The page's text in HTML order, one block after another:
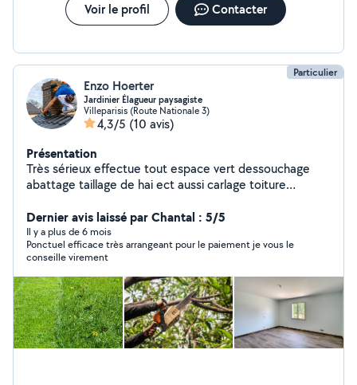
Voir le profil Contacter
Particulier
Enzo Hoerter
Jardinier Élagueur paysagiste
Villeparisis (Route Nationale 3)
4,3/5 (10 avis)
Présentation
Très sérieux effectue tout espace vert dessouchage
abattage taillage de hai ect aussi carlage toiture
déchets ect
Dernier avis laissé par Chantal : 5/5
Il y a plus de 6 mois
Ponctuel efficace très arrangeant pour le paiement je vous le
conseille virement